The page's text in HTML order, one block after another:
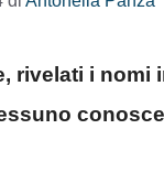
rivelati i